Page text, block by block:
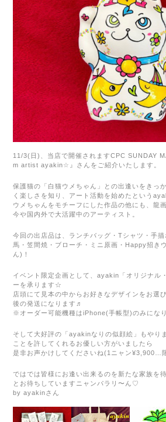
11/3(日)、当店で開催されますCPC SUNDAY
m artist ayakin☆ 』さんをご紹介いたします。
保護猫の「白猫ウメちゃん」との出逢いをきっか
く楽しさを知り、アート活動を始めたという
ウメちゃんをモチーフにした作品の他にも、龍
今や国内外で大活躍中のアーティスト。
今回の出店品は、ランチバッグ・Tシャツ・手
馬・笠間焼・ブローチ・ミニ原画・Happy招き
ん)！
イベント限定企画として、ayakin「オリジナル
ーを承ります☆
店頭にて見本の中からお好きなデザインをお選
後の発送になります♬
※オーダー可能機種はiPhone(手帳型)のみにな
そして大好評の「ayakinなりの似顔絵」もや
ことを許してくれるお優しい方がいましたら
是非お声かけしてくださいね(1ニャン¥3,900…
ではでは皆様にお逢い出来るのを新たな家族を
とお待ちしていますニャンパラリ〜ん♡
by ayakinさん